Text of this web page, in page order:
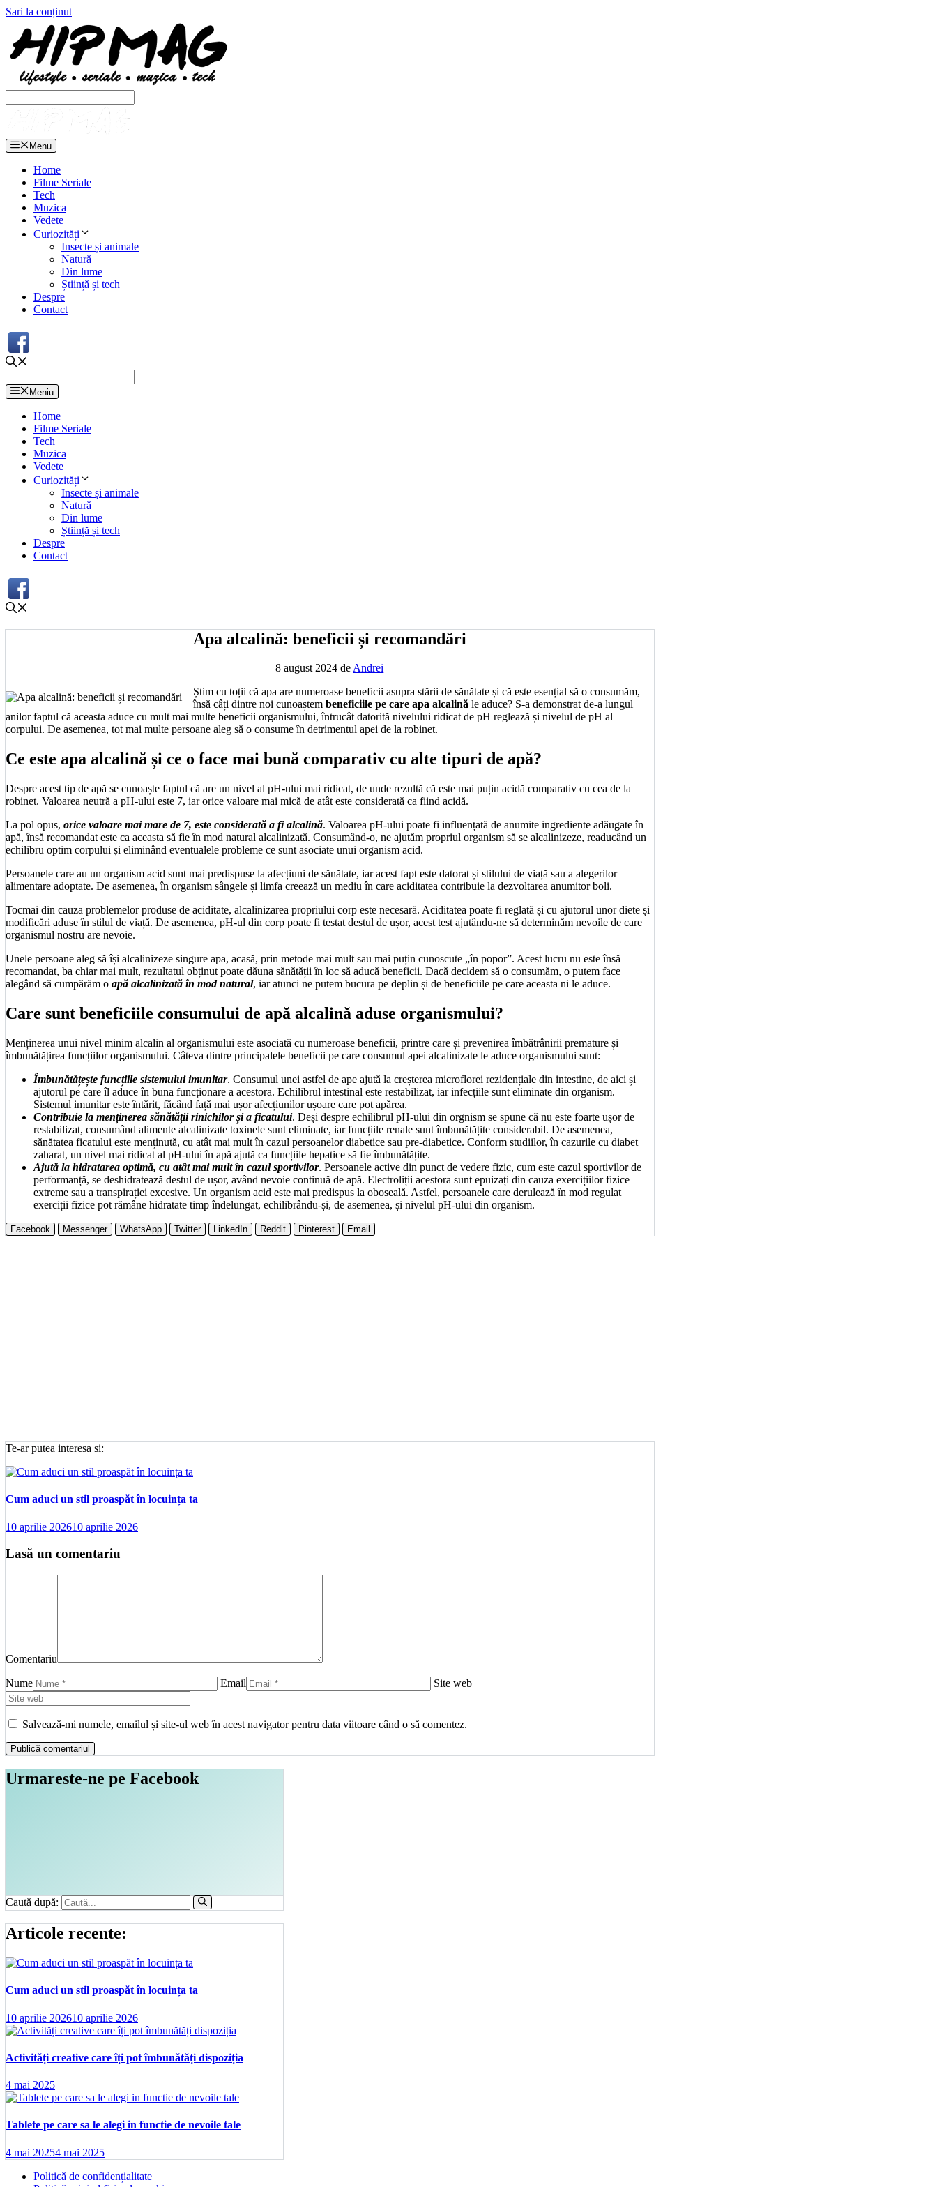
Sari la conținut
Menu
Home
Filme Seriale
Tech
Muzica
Vedete
Curiozități
Insecte și animale
Natură
Din lume
Știință și tech
Despre
Contact
Meniu
Home
Filme Seriale
Tech
Muzica
Vedete
Curiozități
Insecte și animale
Natură
Din lume
Știință și tech
Despre
Contact
Apa alcalină: beneficii și recomandări
8 august 2024 deAndrei
Știm cu toții că apa are numeroase beneficii asupra stării de sănătate și că este esențial să o consumăm,
însă câți dintre noi cunoaștem beneficiile pe care apa alcalină le aduce? S-a demonstrat de-a lungul
anilor faptul că aceasta aduce cu mult mai multe beneficii organismului, întrucât datorită nivelului ridicat de pH reglează și nivelul de pH al
corpului. De asemenea, tot mai multe persoane aleg să o consume în detrimentul apei de la robinet.
Ce este apa alcalină și ce o face mai bună comparativ cu alte tipuri de apă?
Despre acest tip de apă se cunoaște faptul că are un nivel al pH-ului mai ridicat, de unde rezultă că este mai puțin acidă comparativ cu cea de la
robinet. Valoarea neutră a pH-ului este 7, iar orice valoare mai mică de atât este considerată ca fiind acidă.
La pol opus, orice valoare mai mare de 7, este considerată a fi alcalină. Valoarea pH-ului poate fi influențată de anumite ingrediente adăugate în
apă, însă recomandat este ca aceasta să fie în mod natural alcalinizată. Consumând-o, ne ajutăm propriul organism să se alcalinizeze, readucând un
echilibru optim corpului și eliminând eventualele probleme ce sunt asociate unui organism acid.
Persoanele care au un organism acid sunt mai predispuse la afecțiuni de sănătate, iar acest fapt este datorat și stilului de viață sau a alegerilor
alimentare adoptate. De asemenea, în organism sângele și limfa creează un mediu în care aciditatea contribuie la dezvoltarea anumitor boli.
Tocmai din cauza problemelor produse de aciditate, alcalinizarea propriului corp este necesară. Aciditatea poate fi reglată și cu ajutorul unor diete și
modificări aduse în stilul de viață. De asemenea, pH-ul din corp poate fi testat destul de ușor, acest test ajutându-ne să determinăm nevoile de care
organismul nostru are nevoie.
Unele persoane aleg să își alcalinizeze singure apa, acasă, prin metode mai mult sau mai puțin cunoscute „în popor”. Acest lucru nu este însă
recomandat, ba chiar mai mult, rezultatul obținut poate dăuna sănătății în loc să aducă beneficii. Dacă decidem să o consumăm, o putem face
alegând să cumpărăm o apă alcalinizată în mod natural, iar atunci ne putem bucura pe deplin și de beneficiile pe care aceasta ni le aduce.
Care sunt beneficiile consumului de apă alcalină aduse organismului?
Menținerea unui nivel minim alcalin al organismului este asociată cu numeroase beneficii, printre care și prevenirea îmbătrânirii premature și
îmbunătățirea funcțiilor organismului. Câteva dintre principalele beneficii pe care consumul apei alcalinizate le aduce organismului sunt:
Îmbunătățește funcțiile sistemului imunitar. Consumul unei astfel de ape ajută la creșterea microflorei rezidențiale din intestine, de aici și
ajutorul pe care îl aduce în buna funcționare a acestora. Echilibrul intestinal este restabilizat, iar infecțiile sunt eliminate din organism.
Sistemul imunitar este întărit, făcând față mai ușor afecțiunilor ușoare care pot apărea.
Contribuie la menținerea sănătății rinichilor și a ficatului. Deși despre echilibrul pH-ului din orgnism se spune că nu este foarte ușor de
restabilizat, consumând alimente alcalinizate toxinele sunt eliminate, iar funcțiile renale sunt îmbunătățite considerabil. De asemenea,
sănătatea ficatului este menținută, cu atât mai mult în cazul persoanelor diabetice sau pre-diabetice. Conform studiilor, în cazurile cu diabet
zaharat, un nivel mai ridicat al pH-ului în apă ajută ca funcțiile hepatice să fie îmbunătățite.
Ajută la hidratarea optimă, cu atât mai mult în cazul sportivilor. Persoanele active din punct de vedere fizic, cum este cazul sportivilor de
performanță, se deshidratează destul de ușor, având nevoie continuă de apă. Electroliții acestora sunt epuizați din cauza exercițiilor fizice
extreme sau a transpirației excesive. Un organism acid este mai predispus la oboseală. Astfel, persoanele care derulează în mod regulat
exerciții fizice pot rămâne hidratate timp îndelungat, echilibrându-și, de asemenea, și nivelul pH-ului din organism.
Facebook Messenger WhatsApp Twitter LinkedIn Reddit Pinterest Email
Te-ar putea interesa si:
Cum aduci un stil proaspăt în locuința ta
10 aprilie 202610 aprilie 2026
Lasă un comentariu
Comentariu
Nume Email Site web
Salvează-mi numele, emailul și site-ul web în acest navigator pentru data viitoare când o să comentez.
Urmareste-ne pe Facebook
Caută după:
Articole recente:
Cum aduci un stil proaspăt în locuința ta
10 aprilie 202610 aprilie 2026
Activități creative care îți pot îmbunătăți dispoziția
4 mai 2025
Tablete pe care sa le alegi in functie de nevoile tale
4 mai 20254 mai 2025
Politică de confidențialitate